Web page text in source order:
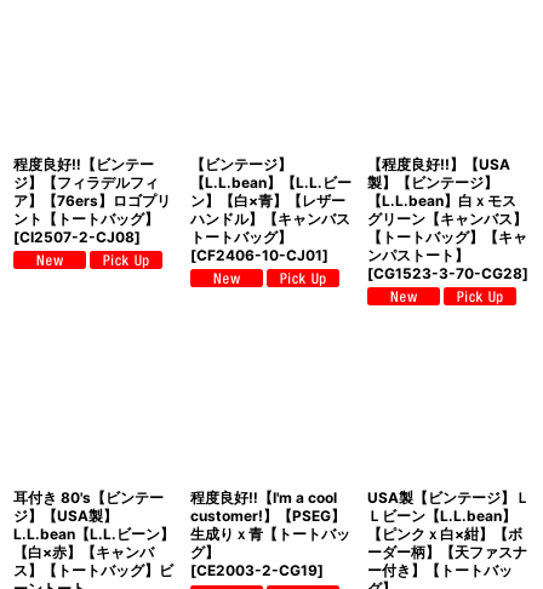
程度良好‼︎【ビンテー
ジ】【フィラデルフィ
ア】【76ers】ロゴプリ
ント【トートバッグ】
[CI2507-2-CJ08]
【ビンテージ】
【L.L.bean】【L.L.ビー
ン】【白×青】【レザー
ハンドル】【キャンバス
トートバッグ】
[CF2406-10-CJ01]
【程度良好!!】【USA
製】【ビンテージ】
【L.L.bean】白ｘモス
グリーン【キャンバス】
【トートバッグ】【キャ
ンパストート】
[CG1523-3-70-CG28]
耳付き 80's【ビンテー
ジ】【USA製】
L.L.bean【L.L.ビーン】
【白×赤】【キャンバ
ス】【トートバッグ】ビ
程度良好‼︎【I'm a cool
customer!】【PSEG】
生成りｘ青【トートバッ
グ】
[CE2003-2-CG19]
USA製【ビンテージ】Ｌ
Ｌビーン【L.L.bean】
【ピンクｘ白×紺】【ボ
ーダー柄】【天ファスナ
ー付き】【トートバッ